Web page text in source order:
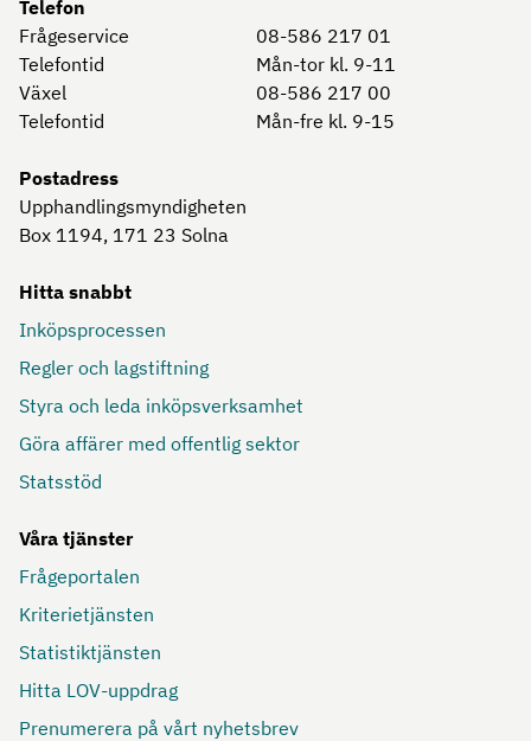
Telefon
Frågeservice
08-586 217 01
Telefontid
Mån-tor kl. 9-11
Växel
08-586 217 00
Telefontid
Mån-fre kl. 9-15
Postadress
Upphandlingsmyndigheten
Box 1194, 171 23 Solna
Hitta snabbt
Inköpsprocessen
Regler och lagstiftning
Styra och leda inköpsverksamhet
Göra affärer med offentlig sektor
Statsstöd
Våra tjänster
Frågeportalen
Kriterietjänsten
Statistiktjänsten
Hitta LOV-uppdrag
Prenumerera på vårt nyhetsbrev